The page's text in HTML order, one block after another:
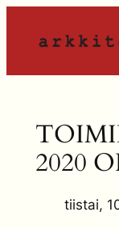
sisältöön
2020
tiistai,